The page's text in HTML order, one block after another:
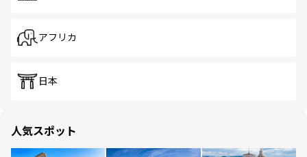
アフリカ
日本
人気スポット